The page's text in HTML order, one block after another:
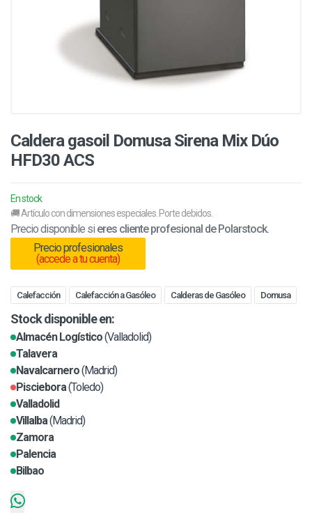
Caldera gasoil Domusa Sirena Mix Dúo
HFD30 ACS
En stock
🚚 Artículo con dimensiones especiales. Porte debidos.
Precio disponible si eres cliente profesional de Polarstock.
Precio profesionales
(accede a tu cuenta)
Calefacción Calefacción a Gasóleo Calderas de Gasóleo Domusa
Stock disponible en:
Almacén Logístico(Valladolid)
Talavera
Navalcarnero(Madrid)
Pisciebora(Toledo)
Valladolid
Villalba(Madrid)
Zamora
Palencia
Bilbao